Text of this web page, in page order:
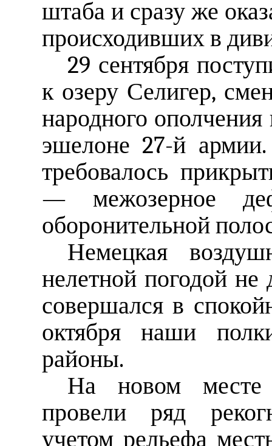
штаба и сразу же
происходивших в
29 сентября
к озеру Селигер,
народного
эшелоне 27-й
требовалось
— межозерное
оборонительной
Немецкая
нелетной погодой не
совершался в
октября наши
районы.
На новом месте
провели ряд
учетом рельефа